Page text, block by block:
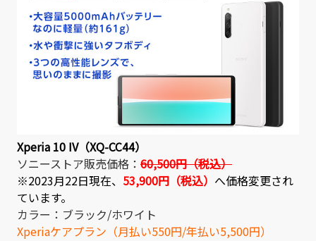
Xperia 10 IV（XQ-CC44）
ソニーストア販売価格： 60,500円（税込）
※2023月22日現在、 53,900円（税込） へ価格変更され
ています。
カラー：ブラック/ホワイト
Xperiaケアプラン（月払い550円/年払い5,500円）